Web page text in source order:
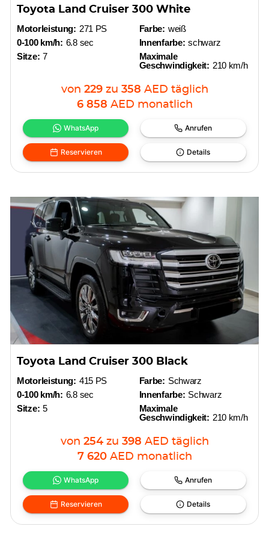
Toyota Land Cruiser 300 White
Motorleistung: 271 PS
0-100 km/h: 6.8 sec
Sitze: 7
Farbe: weiß
Innenfarbe: schwarz
Maximale
Geschwindigkeit: 210 km/h
von 229 zu 358 AED täglich
6 858 AED monatlich
WhatsApp Anrufen
Reservieren Details
Toyota Land Cruiser 300 Black
Motorleistung: 415 PS
0-100 km/h: 6.8 sec
Sitze: 5
Farbe: Schwarz
Innenfarbe: Schwarz
Maximale
Geschwindigkeit: 210 km/h
von 254 zu 398 AED täglich
7 620 AED monatlich
WhatsApp Anrufen
Reservieren Details